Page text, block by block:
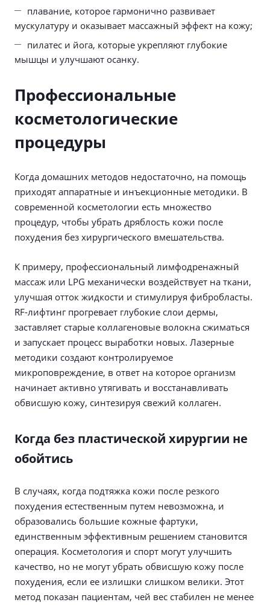
плавание, которое гармонично развивает
мускулатуру и оказывает массажный эффект на кожу;
пилатес и йога, которые укрепляют глубокие
мышцы и улучшают осанку.
Профессиональные
косметологические
процедуры
Когда домашних методов недостаточно, на помощь
приходят аппаратные и инъекционные методики. В
современной косметологии есть множество
процедур, чтобы убрать дряблость кожи после
похудения без хирургического вмешательства.
К примеру, профессиональный лимфодренажный
массаж или LPG механически воздействует на ткани,
улучшая отток жидкости и стимулируя фибробласты.
RF-лифтинг прогревает глубокие слои дермы,
заставляет старые коллагеновые волокна сжиматься
и запускает процесс выработки новых. Лазерные
методики создают контролируемое
микроповреждение, в ответ на которое организм
начинает активно утягивать и восстанавливать
обвисшую кожу, синтезируя свежий коллаген.
Когда без пластической хирургии не
обойтись
В случаях, когда подтяжка кожи после резкого
похудения естественным путем невозможна, и
образовались большие кожные фартуки,
единственным эффективным решением становится
операция. Косметология и спорт могут улучшить
качество, но не могут убрать обвисшую кожу после
похудения, если ее излишки слишком велики. Этот
метод показан пациентам, чей вес стабилен не менее